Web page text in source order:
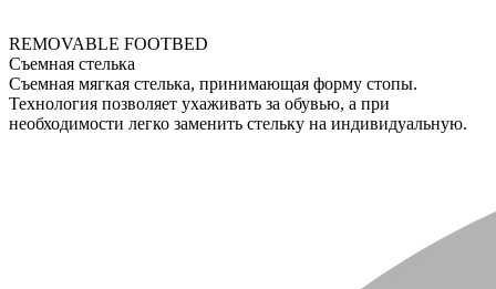
REMOVABLE FOOTBED
Съемная стелька
Съемная мягкая стелька, принимающая форму стопы.
Технология позволяет ухаживать за обувью, а при
необходимости легко заменить стельку на индивидуальную.